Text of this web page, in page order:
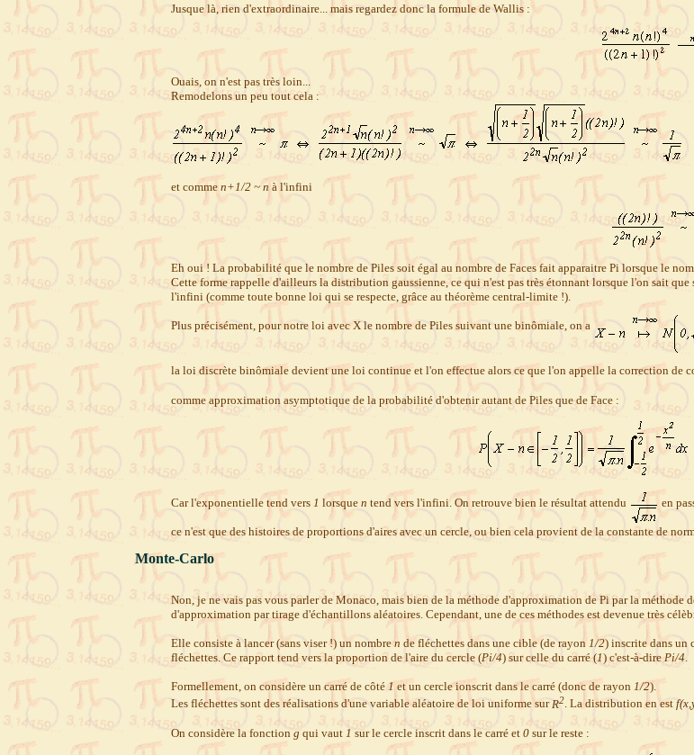
Jusque là, rien d'extraordinaire... mais regardez donc la formule de Wallis :
Ouais, on n'est pas très loin...
Remodelons un peu tout cela :
et comme n+1/2 ~ n à l'infini
Eh oui ! La probabilité que le nombre de Piles soit égal au nombre de Faces fait apparaitre Pi lorsque le
Cette forme rappelle d'ailleurs la distribution gaussienne, ce qui n'est pas très étonnant lorsque l'on sait
l'infini (comme toute bonne loi qui se respecte, grâce au théorème central-limite !).
Plus précisément, pour notre loi avec X le nombre de Piles suivant une binômiale, on a
la loi discrète binômiale devient une loi continue et l'on effectue alors ce que l'on appelle la correction de
comme approximation asymptotique de la probabilité d'obtenir autant de Piles que de Face :
Car l'exponentielle tend vers 1 lorsque n tend vers l'infini. On retrouve bien le résultat attendu en
ce n'est que des histoires de proportions d'aires avec un cercle, ou bien cela provient de la constante de
Monte-Carlo
Non, je ne vais pas vous parler de Monaco, mais bien de la méthode d'approximation de Pi par la
d'approximation par tirage d'échantillons aléatoires. Cependant, une de ces méthodes est devenue très
Elle consiste à lancer (sans viser !) un nombren de fléchettes dans une cible (de rayon 1/2) inscrite dans un
fléchettes. Ce rapport tend vers la proportion de l'aire du cercle (Pi/4) sur celle du carré (1) c'est-à-direPi/4.
Formellement, on considère un carré de côté 1 et un cercle ionscrit dans le carré (donc de rayon 1/2).
Les fléchettes sont des réalisations d'une variable aléatoire de loi uniforme sur R2. La distribution en est
On considère la fonctiong qui vaut 1sur le cercle inscrit dans le carré et 0 sur le reste :